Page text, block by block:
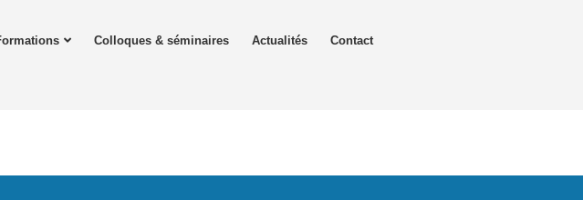
Colloques & séminaires Actualités Contact